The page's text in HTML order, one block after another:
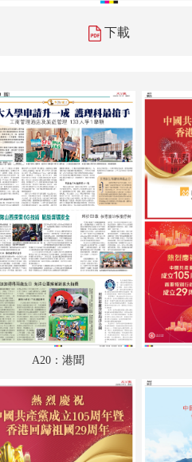
下載
A20：港聞